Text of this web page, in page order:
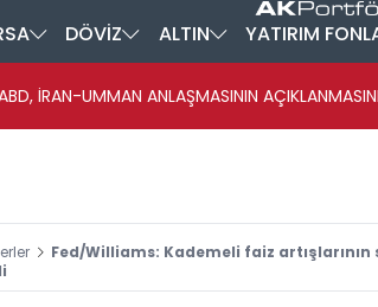
DÖVİZ ALTIN YATIRIM
İRAN-UMMAN ANLAŞMASININ
Fed/Williams: Kademeli faiz